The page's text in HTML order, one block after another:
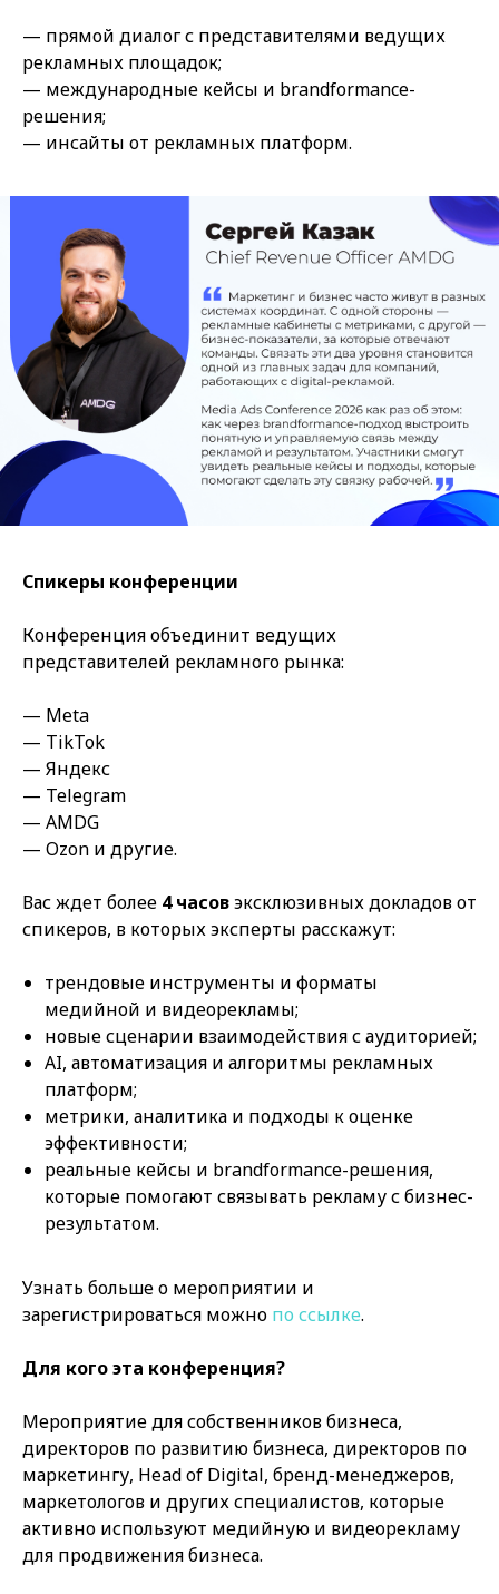
— прямой диалог с представителями ведущих
рекламных площадок;
— международные кейсы и brandformance-
решения;
— инсайты от рекламных платформ.
Спикеры конференции
Конференция объединит ведущих
представителей рекламного рынка:
— Meta
— TikTok
— Яндекс
— Telegram
— AMDG
— Ozon и другие.
Вас ждет более 4 часовэксклюзивных докладов от
спикеров, в которых эксперты расскажут:
трендовые инструменты и форматы
медийной и видеорекламы;
новые сценарии взаимодействия с аудиторией;
AI, автоматизация и алгоритмы рекламных
платформ;
метрики, аналитика и подходы к оценке
эффективности;
реальные кейсы и brandformance-решения,
которые помогают связывать рекламу с бизнес-
результатом.
Узнать больше о мероприятии и
зарегистрироваться можно по ссылке.
Для кого эта конференция?
Мероприятие для собственников бизнеса,
директоров по развитию бизнеса, директоров по
маркетингу, Head of Digital, бренд-менеджеров,
маркетологов и других специалистов, которые
активно используют медийную и видеорекламу
для продвижения бизнеса.